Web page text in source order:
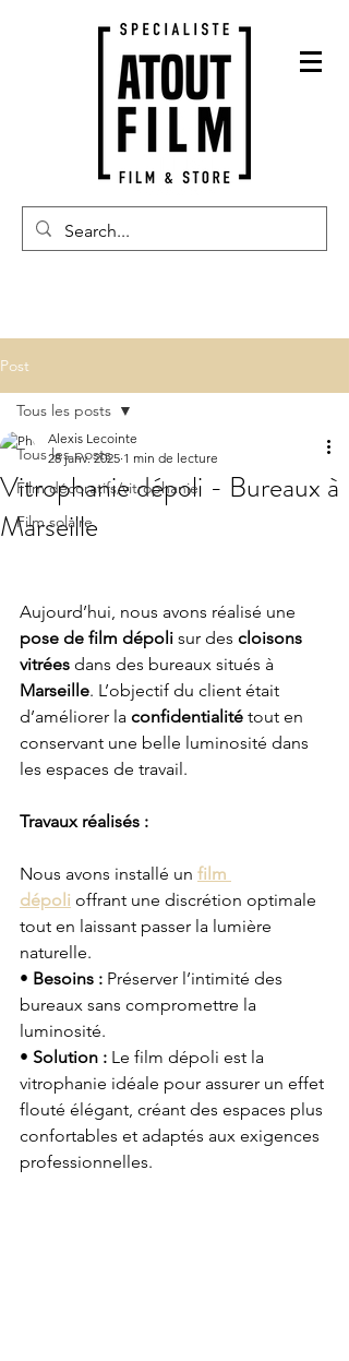
Post
Tous les posts
Film décoratifs/vitrophanie
Film solaire
Tous les posts
Vitrophanie dépoli - Bureaux à
Marseille
Alexis Lecointe
28 janv. 2025 1 min de lecture
Aujourd’hui, nous avons réalisé une
pose de film dépoli sur des cloisons
vitrées dans des bureaux situés à
Marseille. L’objectif du client était
d’améliorer la confidentialité tout en
conservant une belle luminosité dans
les espaces de travail.
Travaux réalisés :
Nous avons installé un film
dépoli offrant une discrétion optimale
tout en laissant passer la lumière
naturelle.
• Besoins : Préserver l’intimité des
bureaux sans compromettre la
luminosité.
• Solution : Le film dépoli est la
vitrophanie idéale pour assurer un effet
flouté élégant, créant des espaces plus
confortables et adaptés aux exigences
professionnelles.